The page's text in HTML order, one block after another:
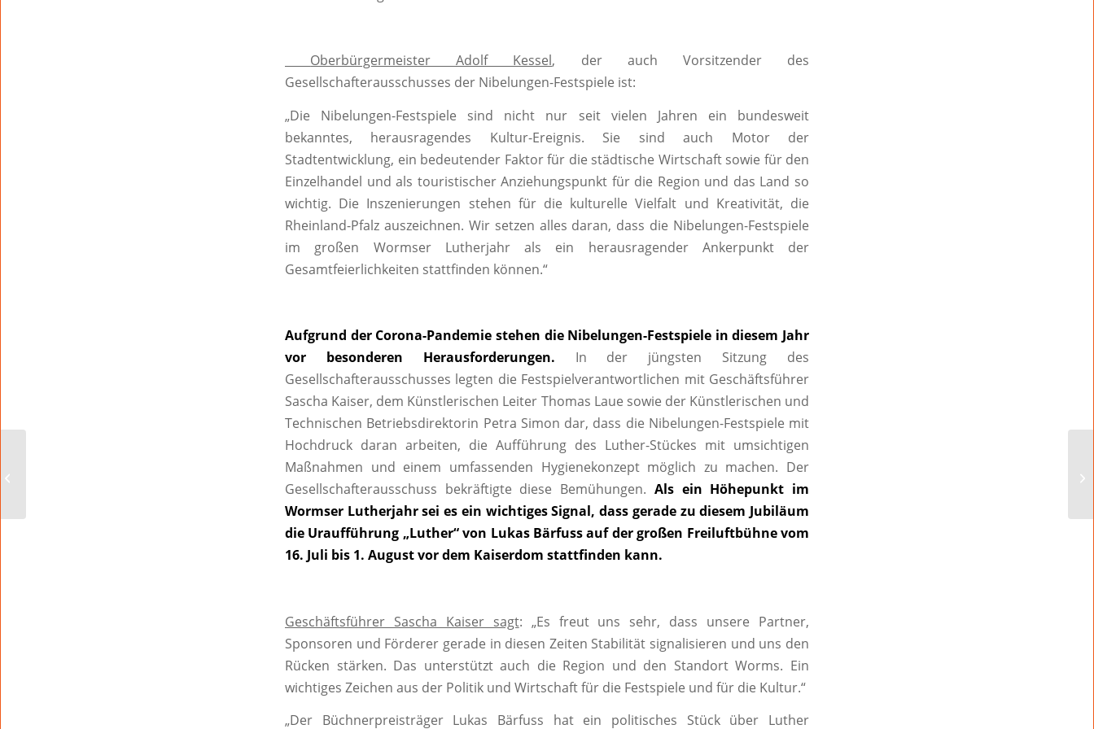
Oberbürgermeister Adolf Kessel, der auch Vorsitzender des
Gesellschafterausschusses der Nibelungen-Festspiele ist:
„Die Nibelungen-Festspiele sind nicht nur seit vielen Jahren ein bundesweit
bekanntes, herausragendes Kultur-Ereignis. Sie sind auch Motor der
Stadtentwicklung, ein bedeutender Faktor für die städtische Wirtschaft sowie für den
Einzelhandel und als touristischer Anziehungspunkt für die Region und das Land so
wichtig. Die Inszenierungen stehen für die kulturelle Vielfalt und Kreativität, die
Rheinland-Pfalz auszeichnen. Wir setzen alles daran, dass die Nibelungen-Festspiele
im großen Wormser Lutherjahr als ein herausragender Ankerpunkt der
Gesamtfeierlichkeiten stattfinden können.“
Aufgrund der Corona-Pandemie stehen die Nibelungen-Festspiele in diesem Jahr
vor besonderen Herausforderungen. In der jüngsten Sitzung des
Gesellschafterausschusses legten die Festspielverantwortlichen mit Geschäftsführer
Sascha Kaiser, dem Künstlerischen Leiter Thomas Laue sowie der Künstlerischen und
Technischen Betriebsdirektorin Petra Simon dar, dass die Nibelungen-Festspiele mit
Hochdruck daran arbeiten, die Aufführung des Luther-Stückes mit umsichtigen
Maßnahmen und einem umfassenden Hygienekonzept möglich zu machen. Der
Gesellschafterausschuss bekräftigte diese Bemühungen. Als ein Höhepunkt im
Wormser Lutherjahr sei es ein wichtiges Signal, dass gerade zu diesem Jubiläum
die Uraufführung „Luther“ von Lukas Bärfuss auf der großen Freiluftbühne vom
16. Juli bis 1. August vor dem Kaiserdom stattfinden kann.
Geschäftsführer Sascha Kaiser sagt: „Es freut uns sehr, dass unsere Partner,
Sponsoren und Förderer gerade in diesen Zeiten Stabilität signalisieren und uns den
Rücken stärken. Das unterstützt auch die Region und den Standort Worms. Ein
wichtiges Zeichen aus der Politik und Wirtschaft für die Festspiele und für die Kultur.“
„Der Büchnerpreisträger Lukas Bärfuss hat ein politisches Stück über Luther